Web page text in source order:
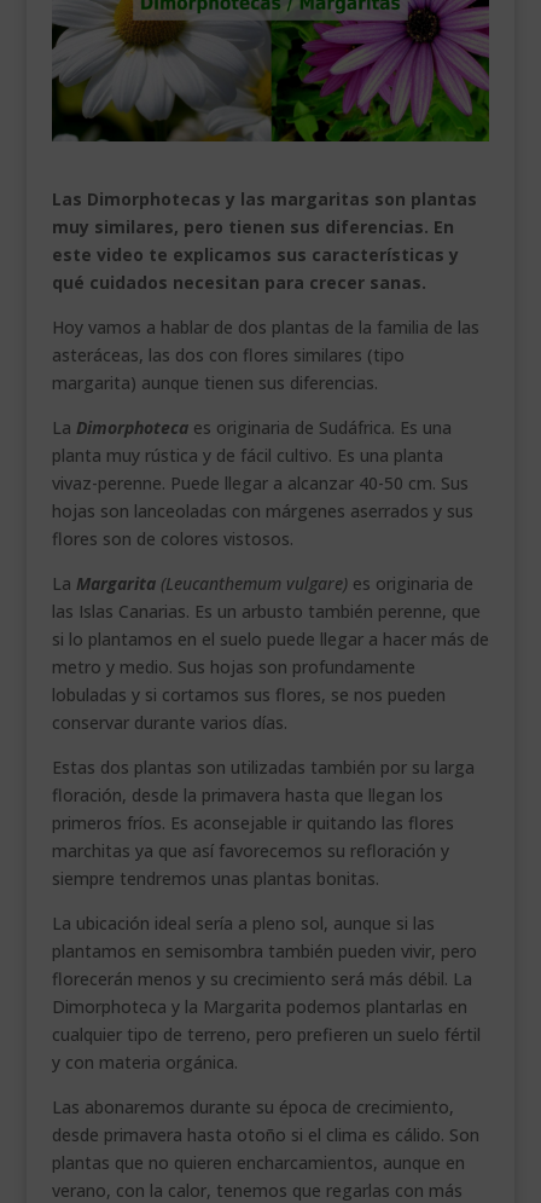
___________________________
VEURE EN CATALÀ
Las Dimorphotecas y las margaritas son plantas
muy similares, pero tienen sus diferencias. En
este video te explicamos sus características y
qué cuidados necesitan para crecer sanas.
Hoy vamos a hablar de dos plantas de la familia de las
asteráceas, las dos con flores similares (tipo
margarita) aunque tienen sus diferencias.
La Dimorphotecaes originaria de Sudáfrica. Es una
planta muy rústica y de fácil cultivo. Es una planta
vivaz-perenne. Puede llegar a alcanzar 40-50 cm. Sus
hojas son lanceoladas con márgenes aserrados y sus
flores son de colores vistosos.
La Margarita (Leucanthemum vulgare)es originaria de
las Islas Canarias. Es un arbusto también perenne, que
si lo plantamos en el suelo puede llegar a hacer más de
metro y medio. Sus hojas son profundamente
lobuladas y si cortamos sus flores, se nos pueden
conservar durante varios días.
Estas dos plantas son utilizadas también por su larga
floración, desde la primavera hasta que llegan los
primeros fríos. Es aconsejable ir quitando las flores
marchitas ya que así favorecemos su refloración y
siempre tendremos unas plantas bonitas.
La ubicación ideal sería a pleno sol, aunque si las
plantamos en semisombra también pueden vivir, pero
florecerán menos y su crecimiento será más débil. La
Dimorphoteca y la Margarita podemos plantarlas en
cualquier tipo de terreno, pero prefieren un suelo fértil
y con materia orgánica.
Las abonaremos durante su época de crecimiento,
desde primavera hasta otoño si el clima es cálido. Son
plantas que no quieren encharcamientos, aunque en
verano, con la calor, tenemos que regarlas con más